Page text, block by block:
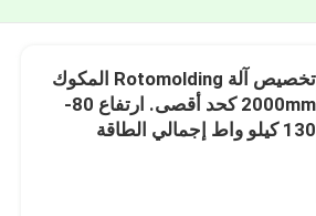
تخصيص آلة Rotomolding المكوك
2000mm كحد أقصى. ارتفاع 80-
130 كيلو واط إجمالي الطاقة